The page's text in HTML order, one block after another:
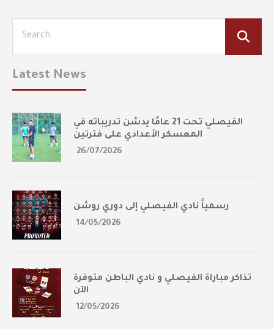
Latest News
الفيصلي تحت 21 عامًا يدشن تدريباته في
المعسكر الأعدادي على فترتين
26/07/2026
رسمياً نادي الفيصلي إلى دوري روشن
14/05/2026
تذاكر مباراة الفيصلي و نادي الباطن متوفرة
الآن
12/05/2026